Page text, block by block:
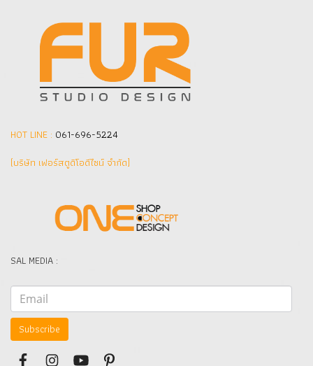
HOT LINE : 061-696-5224
(บริษัท เฟอร์สตูดิโอดีไซน์ จำกัด]
SAL MEDIA :
Subscribe